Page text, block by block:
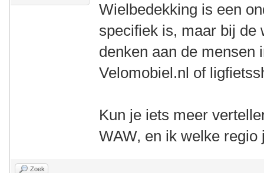
Wielbedekking is een
specifiek is, maar bij de
denken aan de mensen
Velomobiel.nl of
Kun je iets meer
WAW, en ik welke regio
Zoek